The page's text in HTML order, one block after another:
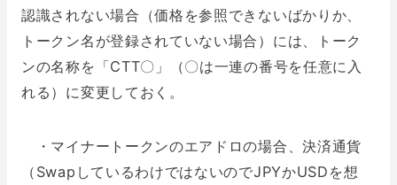
認識されない場合（価格を参照できないばかりか、
トークン名が登録されていない場合）には、トーク
ンの名称を「CTT〇」（〇は一連の番号を任意に入
れる）に変更しておく。
・マイナートークンのエアドロの場合、決済通貨
（SwapしているわけではないのでJPYかUSDを想